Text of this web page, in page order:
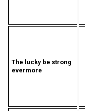
The lucky be strong
evermore